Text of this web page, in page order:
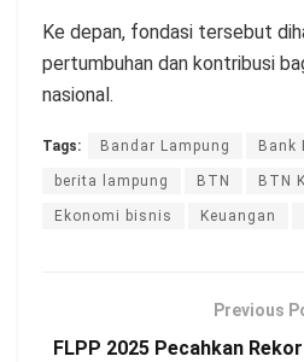
Ke depan, fondasi tersebut
pertumbuhan dan kontribusi
nasional.
Tags: Bandar Lampung Bank
berita lampung BTN BTN
Ekonomi bisnis Keuangan
Previous
FLPP 2025 Pecahkan